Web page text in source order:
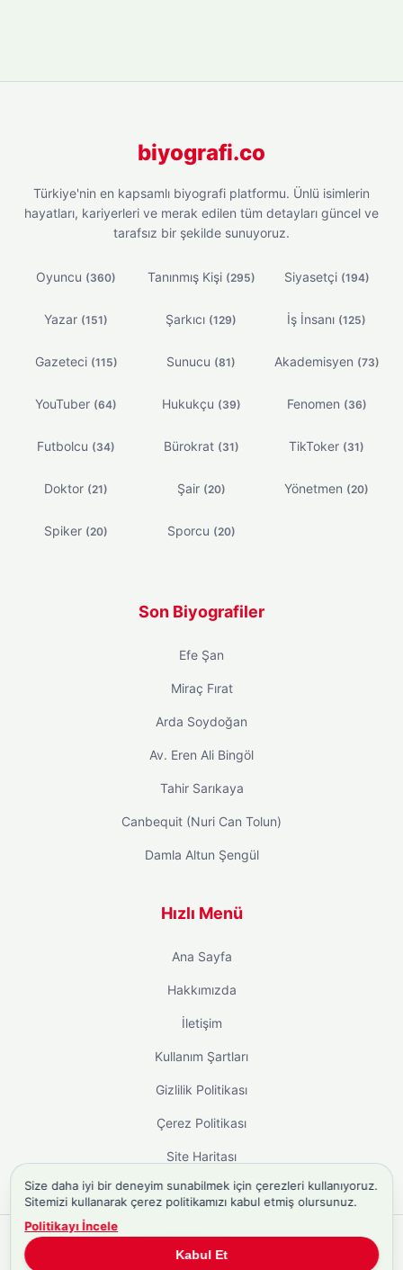
biyografi.co
Türkiye'nin en kapsamlı biyografi platformu. Ünlü isimlerin
hayatları, kariyerleri ve merak edilen tüm detayları güncel ve
tarafsız bir şekilde sunuyoruz.
Oyuncu (360) Tanınmış Kişi (295) Siyasetçi (194)
Yazar (151) Şarkıcı (129) İş İnsanı (125)
Gazeteci (115) Sunucu (81) Akademisyen (73)
YouTuber (64) Hukukçu (39) Fenomen (36)
Futbolcu (34) Bürokrat (31) TikToker (31)
Doktor (21) Şair (20) Yönetmen (20)
Spiker (20) Sporcu (20)
Son Biyografiler
Efe Şan
Miraç Fırat
Arda Soydoğan
Av. Eren Ali Bingöl
Tahir Sarıkaya
Canbequit (Nuri Can Tolun)
Damla Altun Şengül
Hızlı Menü
Ana Sayfa
Hakkımızda
İletişim
Kullanım Şartları
Gizlilik Politikası
Çerez Politikası
Site Haritası
Türkiye'ninBiyografi Sitesi
Size daha iyi bir deneyim sunabilmek için çerezleri kullanıyoruz.
Sitemizi kullanarak çerez politikamızı kabul etmiş olursunuz.
Politikayı İncele
Kabul Et